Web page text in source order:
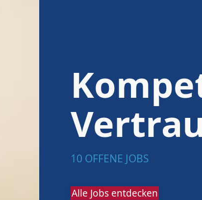
10 OFFENE JOBS
Alle Jobs entdecken